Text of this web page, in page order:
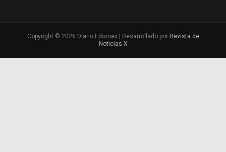
Copyright © 2026 Diario Edomex | Desarrollado por Revista de
Noticias X